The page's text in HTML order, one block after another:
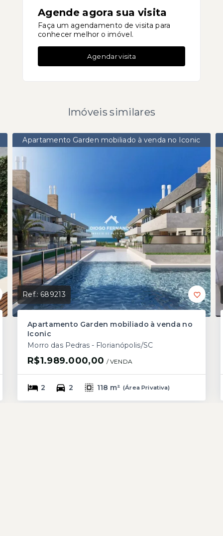
Agende agora sua visita
Faça um agendamento de visita para
conhecer melhor o imóvel.
Agendar visita
Imóveis similares
Apartamento Garden mobiliado à venda no Iconic
Ref.: 689213
Apartamento Garden mobiliado à venda no
Iconic
Morro das Pedras - Florianópolis/SC
R$1.989.000,00 / VENDA
2 2 118 m² (Área Privativa)